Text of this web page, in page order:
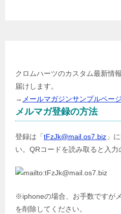
クロムハーツのカスタム最新情
届けします。
→ メールマガジンサンプルペー
メルマガ登録の方法
登録は「 tFzJk@mail.os7.biz 」
い。QRコードを読み取ると入力
※iphoneの場合、お手数ですが
を削除してください。